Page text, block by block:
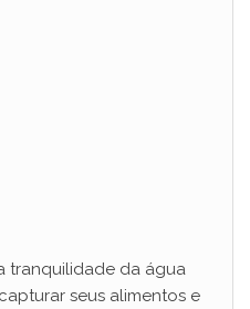
tranquilidade da água
seus alimentos e